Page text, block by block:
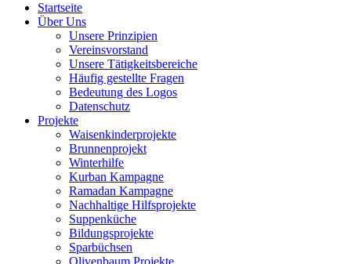
Startseite
Über Uns
Unsere Prinzipien
Vereinsvorstand
Unsere Tätigkeitsbereiche
Häufig gestellte Fragen
Bedeutung des Logos
Datenschutz
Projekte
Waisenkinderprojekte
Brunnenprojekt
Winterhilfe
Kurban Kampagne
Ramadan Kampagne
Nachhaltige Hilfsprojekte
Suppenküche
Bildungsprojekte
Sparbüchsen